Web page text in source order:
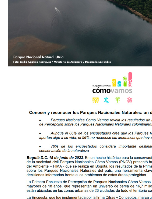
COBERTURA EN MEDIOS DE
INFORME ANUAL WCS
MECANISMO DE ATENCIÓN DE QUEJAS
DONA